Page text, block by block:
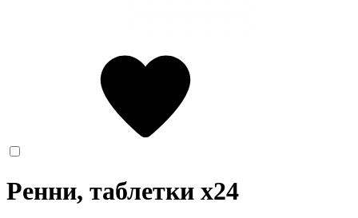
Ренни, таблетки x24